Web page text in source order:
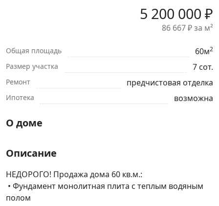
5 200 000 ₽
86 667 ₽ за м²
Общая площадь 60м2
Размер участка 7 сот.
Ремонт предчистовая отделка
Ипотека возможна
О доме
Описание
НЕДОРОГО! Продажа дома 60 кв.м.:
• Фундамент монолитная плита с теплым водяным
полом